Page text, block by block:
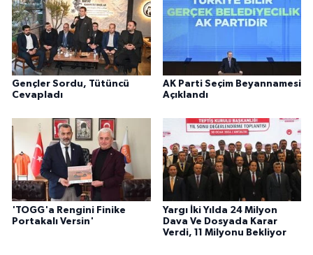
Gençler Sordu, Tütüncü
Cevapladı
AK Parti Seçim Beyannamesi
Açıklandı
'TOGG'a Rengini Finike
Portakalı Versin'
Yargı İki Yılda 24 Milyon
Dava Ve Dosyada Karar
Verdi, 11 Milyonu Bekliyor